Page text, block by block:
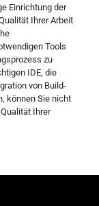
Einrichtung der
Ihrer Arbeit
Tools
zu
IDE, die
von Build-
können Sie nicht
Ihrer